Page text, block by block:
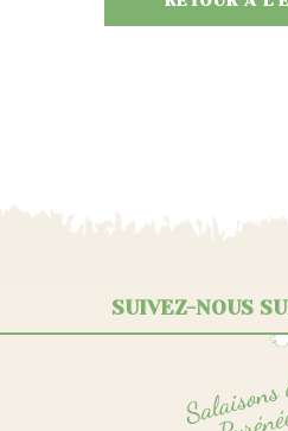
SUIVEZ-NOUS